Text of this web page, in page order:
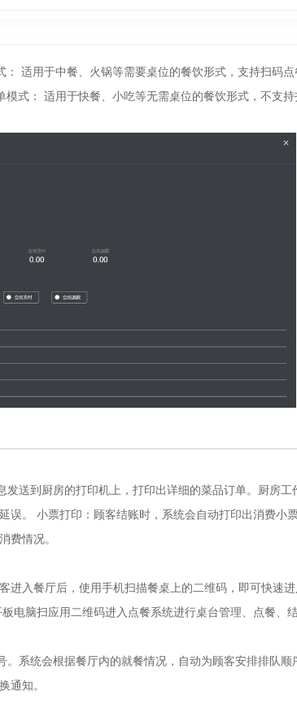
： 适用于中餐、火锅等需要桌位的餐饮形式，支持扫码
模式： 适用于快餐、小吃等无需桌位的餐饮形式，不支
送到厨房的打印机上，打印出详细的菜品订单。厨房工
误。 小票打印：顾客结账时，系统会自动打印出消费小
费情况。
入餐厅后，使用手机扫描餐桌上的二维码，即可快速
电脑扫应用二维码进入点餐系统进行桌台管理、点餐、
系统会根据餐厅内的就餐情况，自动为顾客安排排队顺
通知。